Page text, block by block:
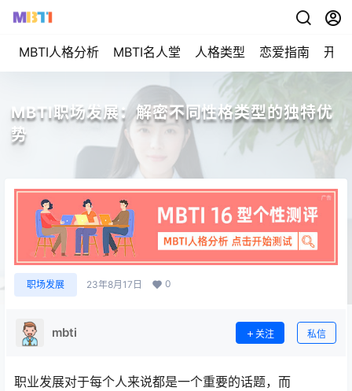
MBTI人格分析 MBTI名人堂 人格类型 恋爱指南 开始
MBTI职场发展：解密不同性格类型的独特优
势
职场发展 23年8月17日 0
mbti 关注 私信
职业发展对于每个人来说都是一个重要的话题，而